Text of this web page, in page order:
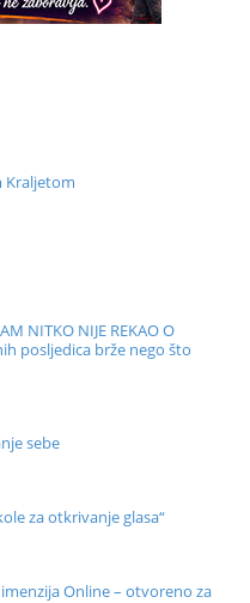
Kraljetom
NITKO NIJE REKAO O
posljedica brže nego što
sebe
za otkrivanje glasa“
Online – otvoreno za